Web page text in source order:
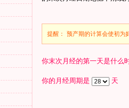
提醒： 预产期的计算会使初为
你末次月经的第一天是什么
你的月经周期是 天